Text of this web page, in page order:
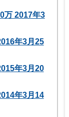
万 2017年3
年3月25
年3月20
年3月14